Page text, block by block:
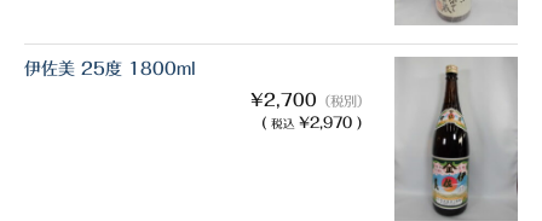
伊佐美 25度 1800ml
¥2,700 （税別）
( 税込 ¥2,970 )